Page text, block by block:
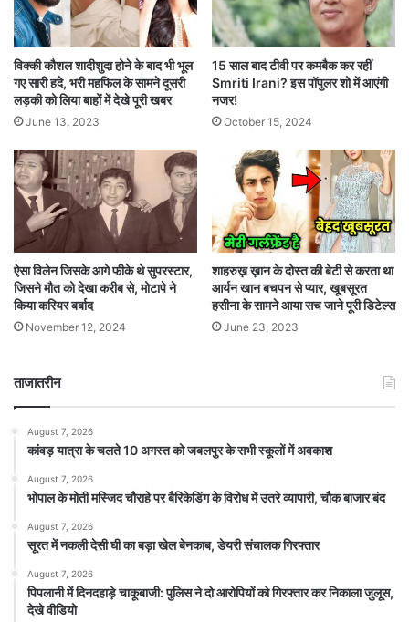
विक्की कौशल शादीशुदा होने के बाद भी भूल
गए सारी हदे, भरी महफिल के सामने दूसरी
लड़की को लिया बाहों में देखे पूरी खबर
June 13, 2023
15 साल बाद टीवी पर कमबैक कर रहीं
Smriti Irani? इस पॉपुलर शो में आएंगी
नजर!
October 15, 2024
ऐसा विलेन जिसके आगे फीके थे सुपरस्टार,
जिसने मौत को देखा करीब से, मोटापे ने
किया करियर बर्बाद
November 12, 2024
शाहरुख़ ख़ान के दोस्त की बेटी से करता था
आर्यन खान बचपन से प्यार, खूबसूरत
हसीना के सामने आया सच जाने पूरी डिटेल्स
June 23, 2023
ताजातरीन
August 7, 2026
कांवड़ यात्रा के चलते 10 अगस्त को जबलपुर के सभी स्कूलों में अवकाश
August 7, 2026
भोपाल के मोती मस्जिद चौराहे पर बैरिकेडिंग के विरोध में उतरे व्यापारी, चौक बाजार बंद
August 7, 2026
सूरत में नकली देसी घी का बड़ा खेल बेनकाब, डेयरी संचालक गिरफ्तार
August 7, 2026
पिपलानी में दिनदहाड़े चाकूबाजी: पुलिस ने दो आरोपियों को गिरफ्तार कर निकाला जुलूस,
देखे वीडियो